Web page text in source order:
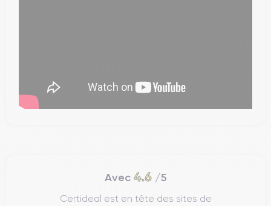
Avec 4.6/5
Certideal est en tête des sites de